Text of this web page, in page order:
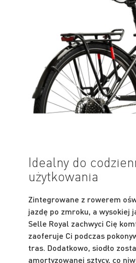
Idealny do
użytkowania
Zintegrowane z rowerem
jazdę po zmroku, a wysokiej
Selle Royal zachwyci Cię
zaoferuje Ci podczas
tras. Dodatkowo, siodło
amortyzowanej sztycy, co